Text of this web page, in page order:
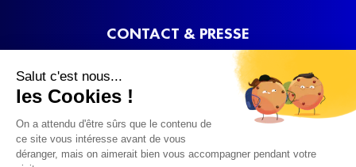
Salut c'est nous...
les Cookies !
On a attendu d'être sûrs que le contenu de
ce site vous intéresse avant de vous
déranger, mais on aimerait bien vous accompagner pendant votre
CONTACT & PRESSE